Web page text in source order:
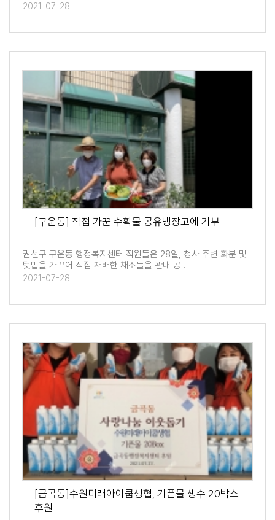
2021-07-28
[구운동] 직접 가꾼 수확물 공유냉장고에 기부
권선구 구운동 행정복지센터 직원들은 28일, 청사 주변 화분 및
텃밭을 가꾸어 직접 재배한 채소들을 관내 공…
2021-07-28
[금곡동]수원미래아이쿱생협, 기픈물 생수 20박스
후원